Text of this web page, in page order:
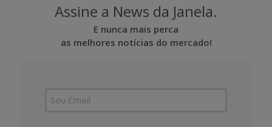
Assine a News da Janela.
E nunca mais perca
as melhores notícias do mercado!